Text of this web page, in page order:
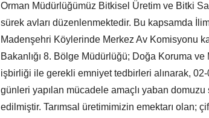
Orman Müdürlüğümüz Bitkisel Üretim ve Bitki
sürek avları düzenlenmektedir. Bu kapsamda
Madenşehri Köylerinde Merkez Av Komisyonu
Bakanlığı 8. Bölge Müdürlüğü; Doğa Koruma
işbirliği ile gerekli emniyet tedbirleri alınarak,
günleri yapılan mücadele amaçlı yaban
edilmiştir. Tarımsal üretimimizin emektarı olan;